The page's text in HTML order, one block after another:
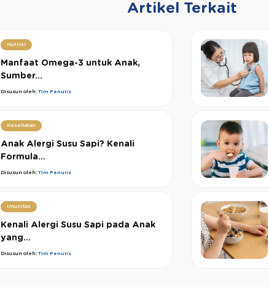
Artikel Terkait
Nutrisi
Manfaat Omega-3 untuk Anak,
Sumber...
Disusun oleh:Tim Penulis
Kesehatan
Anak Alergi Susu Sapi? Kenali
Formula...
Disusun oleh:Tim Penulis
Imunitas
Kenali Alergi Susu Sapi pada Anak
yang...
Disusun oleh:Tim Penulis